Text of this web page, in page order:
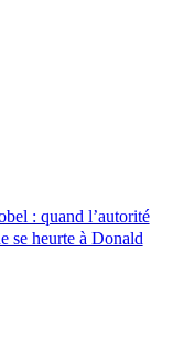
: quand l’autorité
se heurte à Donald